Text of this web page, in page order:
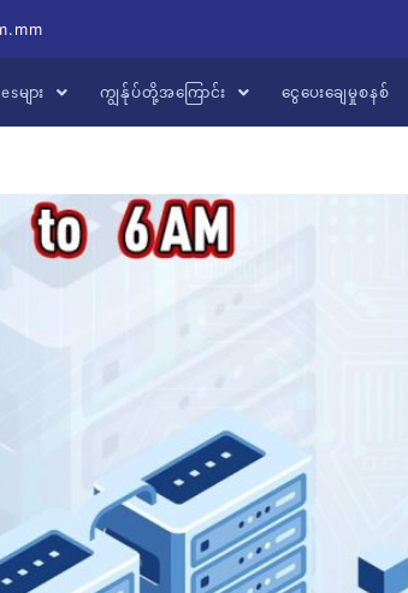
များ ကျွန်ုပ်တို့အကြောင်း ငွေပေးချေမှုစနစ်